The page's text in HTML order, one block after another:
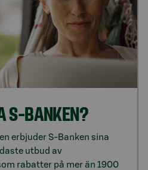
S-BANKEN?
erbjuder S-Banken sina
utbud av
rabatter på mer än 1900